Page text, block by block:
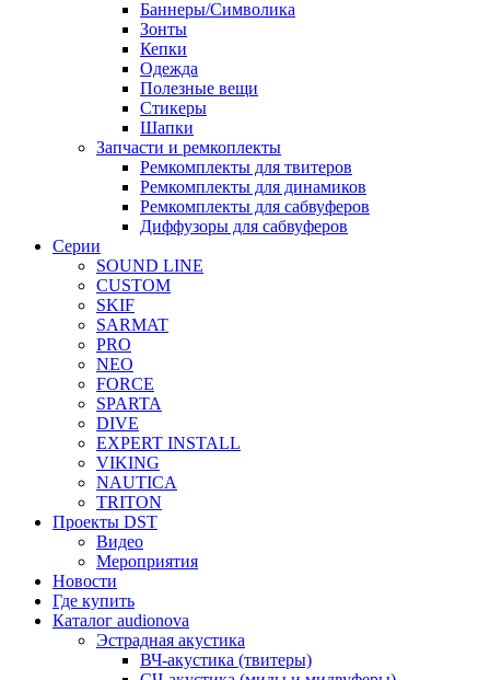
Баннеры/Символика
Зонты
Кепки
Одежда
Полезные вещи
Стикеры
Шапки
Запчасти и ремкоплекты
Ремкомплекты для твитеров
Ремкомплекты для динамиков
Ремкомплекты для сабвуферов
Диффузоры для сабвуферов
Серии
SOUND LINE
CUSTOM
SKIF
SARMAT
PRO
NEO
FORCE
SPARTA
DIVE
EXPERT INSTALL
VIKING
NAUTICA
TRITON
Проекты DST
Видео
Мероприятия
Новости
Где купить
Каталог audionova
Эстрадная акустика
ВЧ-акустика (твитеры)